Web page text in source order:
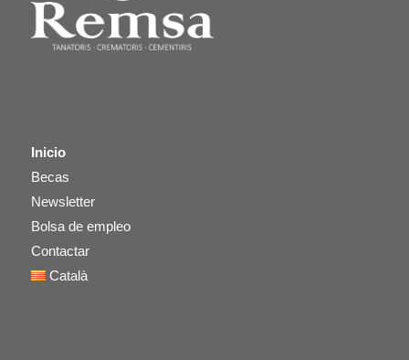
Inicio
Becas
Newsletter
Bolsa de empleo
Contactar
Català